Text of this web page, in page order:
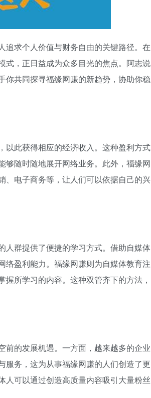
追求个人价值与财务自由的关键路径。在
式，正日益成为众多目光的焦点。阿志说
你共同探寻福缘网赚的新趋势，协助你稳
以此获得相应的经济收入。这种盈利方式
够随时随地展开网络业务。此外，福缘网
、电子商务等，让人们可以依据自己的兴
人群提供了便捷的学习方式。借助自媒体
络盈利能力。福缘网赚则为自媒体教育注
所学习的内容。这种双管齐下的方法，
前的发展机遇。一方面，越来越多的企业
服务，这为从事福缘网赚的人们创造了更
人可以通过创造高质量内容吸引大量粉丝